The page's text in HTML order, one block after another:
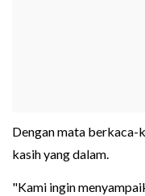
Dengan mata berkaca-
kasih yang dalam.
"Kami ingin